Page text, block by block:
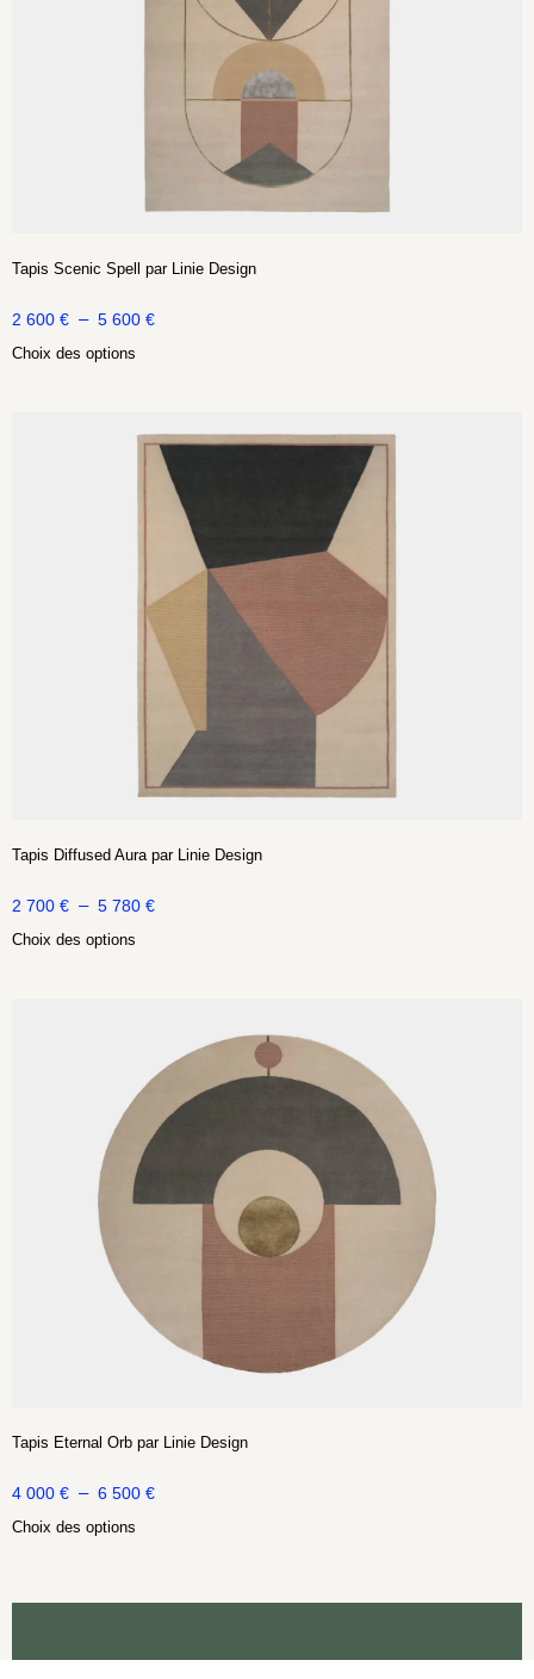
Tapis Scenic Spell par Linie Design
2 600 € – 5 600 €
Choix des options
Tapis Diffused Aura par Linie Design
2 700 € – 5 780 €
Choix des options
Tapis Eternal Orb par Linie Design
4 000 € – 6 500 €
Choix des options